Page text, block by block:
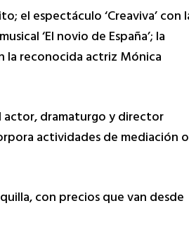
el espectáculo ‘Creaviva’ con
‘El novio de España’; la
la reconocida actriz Mónica
actor, dramaturgo y director
actividades de mediación o
con precios que van desde